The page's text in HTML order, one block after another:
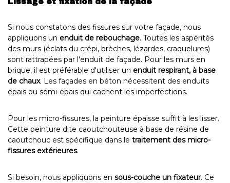
Si nous constatons des fissures sur votre façade, nous
appliquons un enduit de rebouchage. Toutes les aspérités
des murs (éclats du crépi, brèches, lézardes, craquelures)
sont rattrapées par l'enduit de façade. Pour les murs en
brique, il est préférable d'utiliser un enduit respirant, à base
de chaux. Les façades en béton nécessitent des enduits
épais ou semi-épais qui cachent les imperfections.
Pour les micro-fissures, la peinture épaisse suffit à les lisser.
Cette peinture dite caoutchouteuse à base de résine de
caoutchouc est spécifique dans le traitement des micro-
fissures extérieures.
Si besoin, nous appliquons en sous-couche un fixateur. Ce